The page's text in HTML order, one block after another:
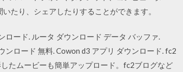
たり、シェアしたりすることができます。
ロード. ルータ ダウンロード データ バッファ.
ロード 無料. Cowon d3 アプリ ダウンロード. fc2
たムービーも簡単アップロード。fc2ブログなど